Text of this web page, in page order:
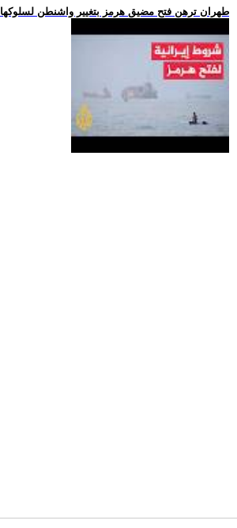
.. طهران ترهن فتح مضيق هرمز بتغيير واشنطن لسلوكها